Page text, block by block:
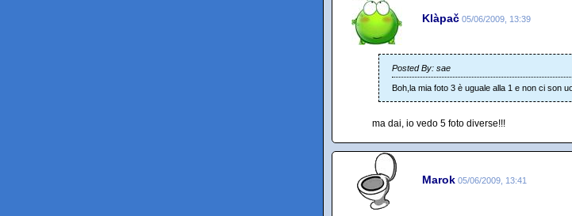
Klàpač 05/06/2009, 13:39
Posted By: sae
Boh,la mia foto 3 è uguale alla 1 e non ci son
ma dai, io vedo 5 foto diverse!!!
Marok 05/06/2009, 13:41